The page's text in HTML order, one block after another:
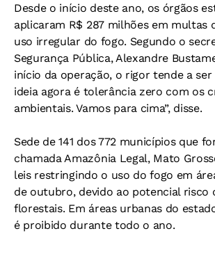
Desde o início deste ano, os órgãos
aplicaram R$ 287 milhões em multas
uso irregular do fogo. Segundo o
Segurança Pública, Alexandre
início da operação, o rigor tende a ser
ideia agora é tolerância zero com os
ambientais. Vamos para cima”, disse.
Sede de 141 dos 772 municípios que
chamada Amazônia Legal, Mato
leis restringindo o uso do fogo em
de outubro, devido ao potencial risco
florestais. Em áreas urbanas do
é proibido durante todo o ano.